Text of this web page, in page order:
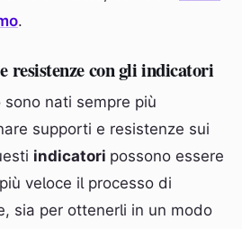
.
resistenze con gli indicatori
nati sempre più
supporti e resistenze sui
indicatori possono essere
veloce il processo di
sia per ottenerli in un modo